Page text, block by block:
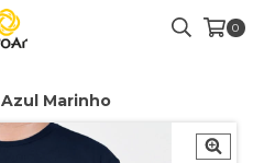
0
Marinho